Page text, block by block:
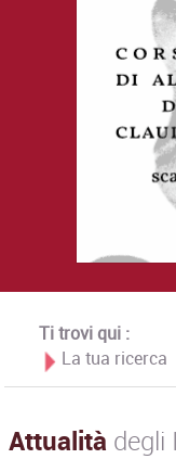
Ti trovi qui :
La tua ricerca
Attualità degli